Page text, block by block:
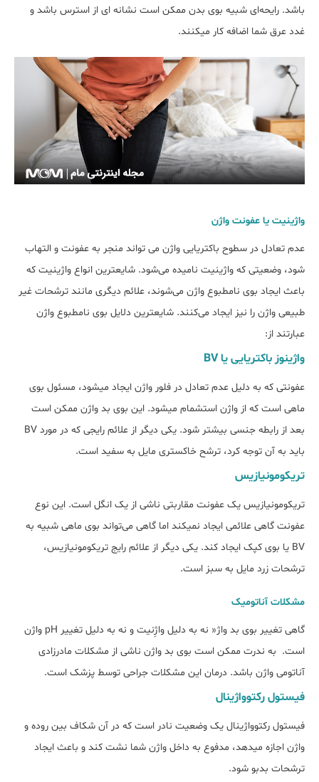
باشد. رایحه‌ای شبیه بوی بدن ممکن است نشانه ای از استرس باشد و
غدد عرق شما اضافه کار می‎کنند.
واژینیت یا عفونت واژن
عدم تعادل در سطوح باکتریایی واژن می تواند منجر به عفونت و التهاب
شود، وضعیتی که واژینیت نامیده می‌شود. شایع‎ترین انواع واژینیت که
باعث ایجاد بوی نامطبوع واژن می‌شوند، علائم دیگری مانند ترشحات غیر
طبیعی واژن را نیز ایجاد می‌کنند. شایع‎ترین دلایل بوی نامطبوع واژن
عبارتند از:
واژینوز باکتریایی یا BV
عفونتی که به دلیل عدم تعادل در فلور واژن ایجاد می‎شود، مسئول بوی
ماهی است که از واژن استشمام می‎شود. این بوی بد واژن ممکن است
بعد از رابطه جنسی بیش‎تر شود. یکی دیگر از علائم رایجی که در مورد BV
باید به آن توجه کرد، ترشح خاکستری مایل به سفید است.
تریکومونیازیس
تریکومونیازیس یک عفونت مقاربتی ناشی از یک انگل است. این نوع
عفونت گاهی علائمی ایجاد نمی‎کند اما گاهی می‌تواند بوی ماهی شبیه به
BV یا بوی کپک ایجاد کند. یکی دیگر از علائم رایج تریکومونیازیس،
ترشحات زرد مایل به سبز است.
مشکلات آناتومیک
گاهی تغییر بوی بد واژ« نه به دلیل واژِنیت و نه به دلیل تغییر pH واژن
است. به ندرت ممکن است بوی بد واژن ناشی از مشکلات مادرزادی
آناتومی واژن باشد. درمان این مشکلات جراحی توسط پزشک است.
فیستول رکتوواژینال
فیستول رکتوواژینال یک وضعیت نادر است که در آن شکاف بین روده و
واژن اجازه می‎دهد، مدفوع به داخل واژن شما نشت کند و باعث ایجاد
ترشحات بدبو شود.